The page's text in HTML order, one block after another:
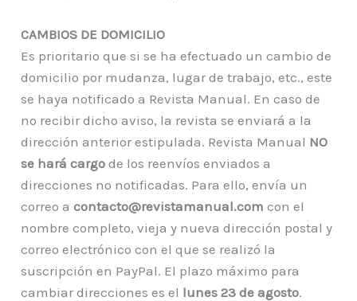
CAMBIOS DE DOMICILIO
Es prioritario que si se ha efectuado un cambio de
domicilio por mudanza, lugar de trabajo, etc., este
se haya notificado a Revista Manual. En caso de
no recibir dicho aviso, la revista se enviará a la
dirección anterior estipulada. Revista Manual NO
se hará cargo de los reenvíos enviados a
direcciones no notificadas. Para ello, envía un
correo acontacto@revistamanual.com con el
nombre completo, vieja y nueva dirección postal y
correo electrónico con el que se realizó la
suscripción en PayPal. El plazo máximo para
cambiar direcciones es el lunes 23 de agosto.